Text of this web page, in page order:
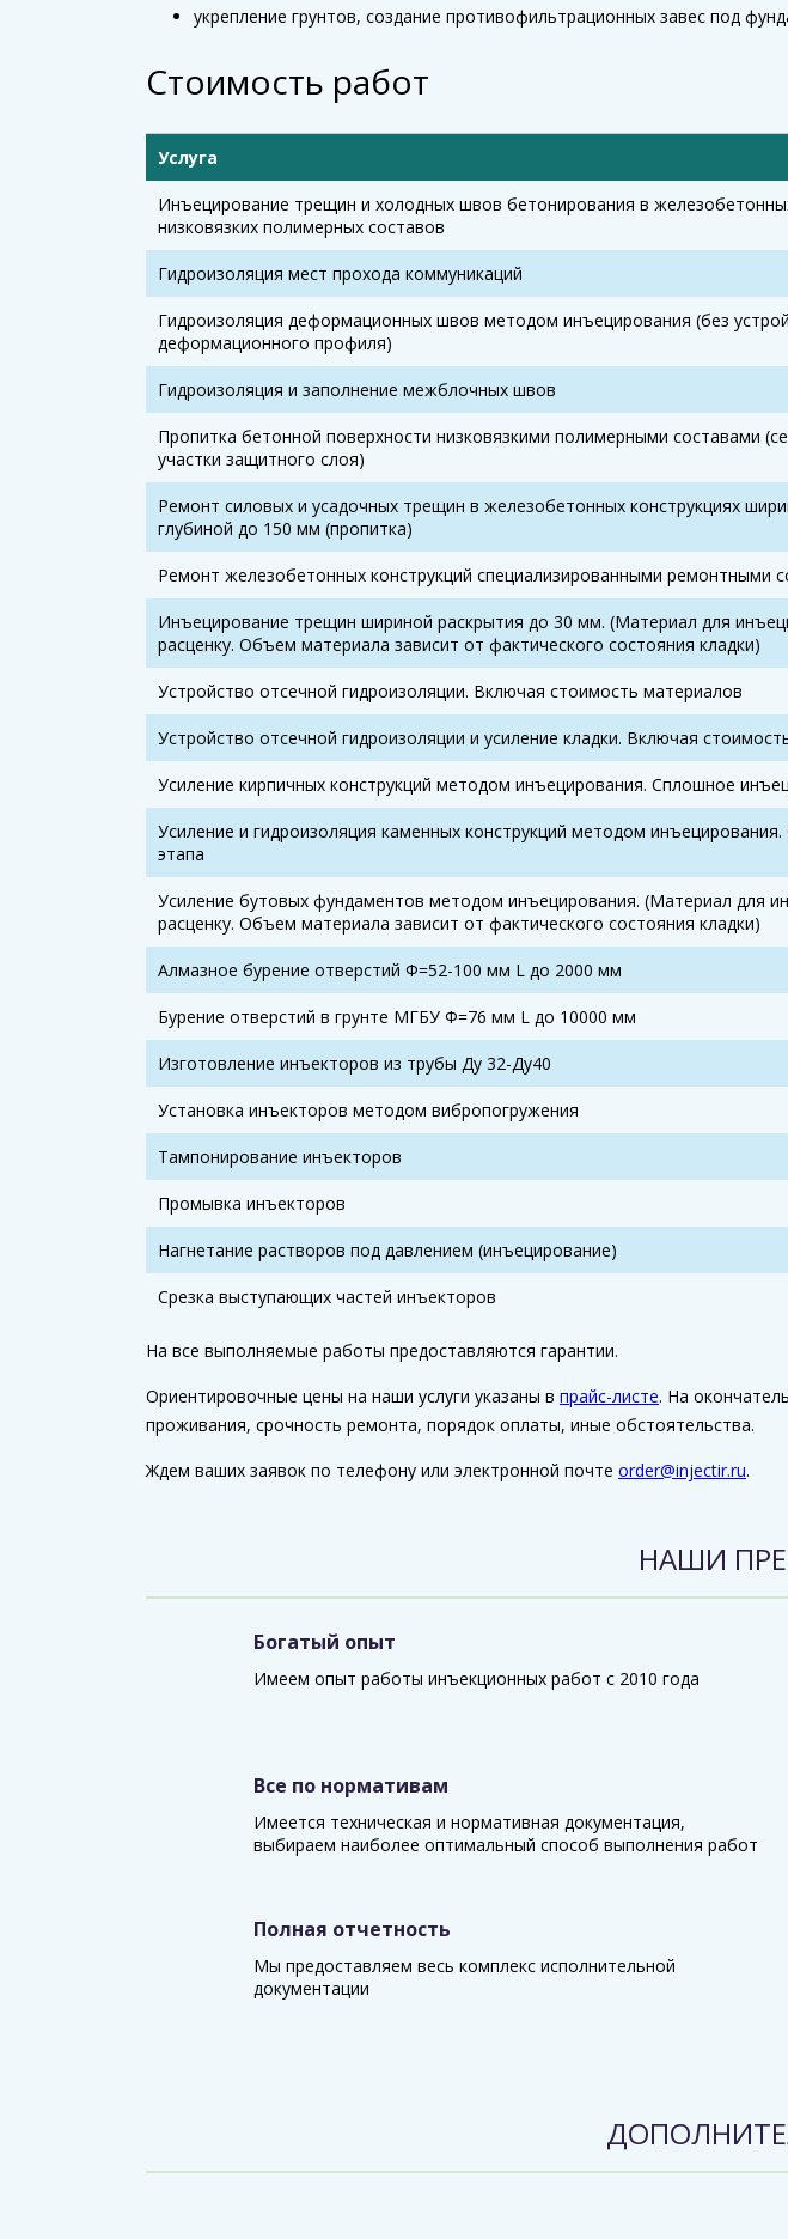
укрепление грунтов, создание противофильтрационных завес под
Стоимость работ
Услуга
Инъецирование трещин и холодных швов бетонирования в
низковязких полимерных составов
Гидроизоляция мест прохода коммуникаций
Гидроизоляция деформационных швов методом инъецирования (без
деформационного профиля)
Гидроизоляция и заполнение межблочных швов
Пропитка бетонной поверхности низковязкими полимерными составами
участки защитного слоя)
Ремонт силовых и усадочных трещин в железобетонных конструкциях
глубиной до 150 мм (пропитка)
Ремонт железобетонных конструкций специализированными ремонтными
Инъецирование трещин шириной раскрытия до 30 мм. (Материал для
расценку. Объем материала зависит от фактического состояния кладки)
Устройство отсечной гидроизоляции. Включая стоимость материалов
Устройство отсечной гидроизоляции и усиление кладки. Включая
Усиление кирпичных конструкций методом инъецирования. Сплошное
Усиление и гидроизоляция каменных конструкций методом
этапа
Усиление бутовых фундаментов методом инъецирования. (Материал для
расценку. Объем материала зависит от фактического состояния кладки)
Алмазное бурение отверстий Ф=52-100 мм L до 2000 мм
Бурение отверстий в грунте МГБУ Ф=76 мм L до 10000 мм
Изготовление инъекторов из трубы Ду 32-Ду40
Установка инъекторов методом вибропогружения
Тампонирование инъекторов
Промывка инъекторов
Нагнетание растворов под давлением (инъецирование)
Срезка выступающих частей инъекторов
На все выполняемые работы предоставляются гарантии.
Ориентировочные цены на наши услуги указаны в прайс-листе. На
проживания, срочность ремонта, порядок оплаты, иные обстоятельства.
Ждем ваших заявок по телефону или электронной почте order@injectir.ru.
НАШИ
Богатый опыт
Имеем опыт работы инъекционных работ с 2010 года
Все по нормативам
Имеется техническая и нормативная документация,
выбираем наиболее оптимальный способ выполнения работ
Полная отчетность
Мы предоставляем весь комплекс исполнительной
документации